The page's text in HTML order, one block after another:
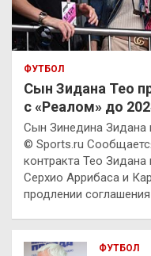
ФУТБОЛ
Сын Зидана Тео
с «Реалом» до
Сын Зинедина Зидана
© Sports.ru
контракта Тео
Серхио Аррибаса и
продлении
ФУТБОЛ